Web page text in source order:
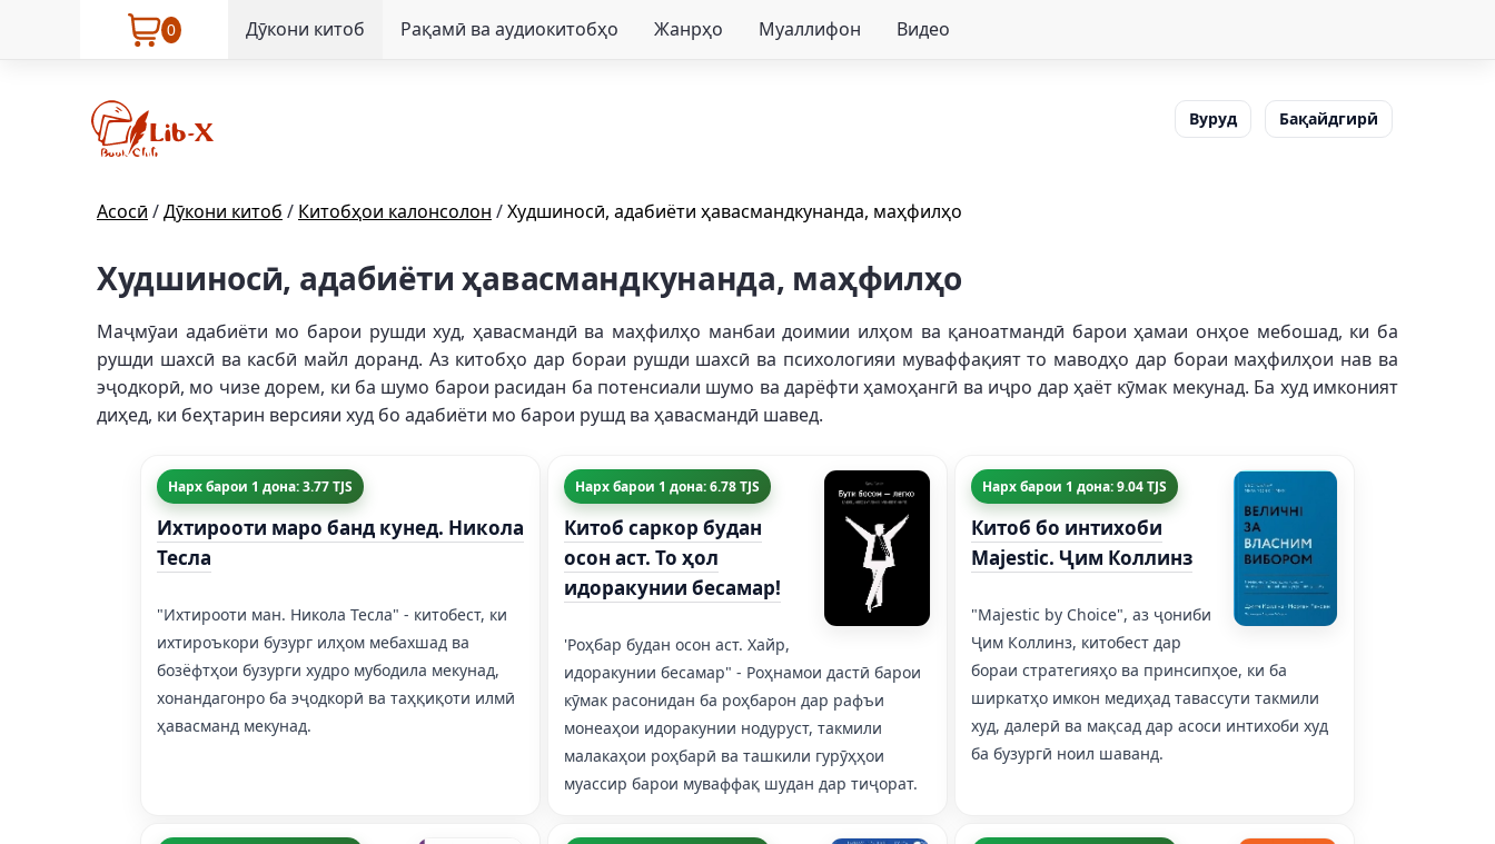
0 Дӯкони китоб Рақамӣ ва аудиокитобҳо Жанрҳо Муаллифон Видео
Вуруд Бақайдгирӣ
Асосӣ /Дӯкони китоб / Китобҳои калонсолон /Худшиносӣ, адабиёти ҳавасмандкунанда, маҳфилҳо
Худшиносӣ, адабиёти ҳавасмандкунанда, маҳфилҳо
Маҷмӯаи адабиёти мо барои рушди худ, ҳавасмандӣ ва маҳфилҳо манбаи доимии илҳом ва қаноатмандӣ барои ҳамаи онҳое мебошад, ки ба
рушди шахсӣ ва касбӣ майл доранд. Аз китобҳо дар бораи рушди шахсӣ ва психологияи муваффақият то маводҳо дар бораи маҳфилҳои нав ва
эҷодкорӣ, мо чизе дорем, ки ба шумо барои расидан ба потенсиали шумо ва дарёфти ҳамоҳангӣ ва иҷро дар ҳаёт кӯмак мекунад. Ба худ имконият
диҳед, ки беҳтарин версияи худ бо адабиёти мо барои рушд ва ҳавасмандӣ шавед.
Нарх барои 1 дона: 3.77 TJS
Ихтирооти маро банд кунед. Никола
Тесла
"Ихтирооти ман. Никола Тесла" - китобест, ки
ихтироъкори бузург илҳом мебахшад ва
бозёфтҳои бузурги худро мубодила мекунад,
хонандагонро ба эҷодкорӣ ва таҳқиқоти илмӣ
ҳавасманд мекунад.
Нарх барои 1 дона: 6.78 TJS
Китоб саркор будан
осон аст. То ҳол
идоракунии бесамар!
'Роҳбар будан осон аст. Хайр,
идоракунии бесамар" - Роҳнамои дастӣ барои
кӯмак расонидан ба роҳбарон дар рафъи
монеаҳои идоракунии нодуруст, такмили
малакаҳои роҳбарӣ ва ташкили гурӯҳҳои
муассир барои муваффақ шудан дар тиҷорат.
Нарх барои 1 дона: 9.04 TJS
Китоб бо интихоби
Majestic. Ҷим Коллинз
"Majestic by Choice", аз ҷониби
Ҷим Коллинз, китобест дар
бораи стратегияҳо ва принсипҳое, ки ба
ширкатҳо имкон медиҳад тавассути такмили
худ, далерӣ ва мақсад дар асоси интихоби худ
ба бузургӣ ноил шаванд.